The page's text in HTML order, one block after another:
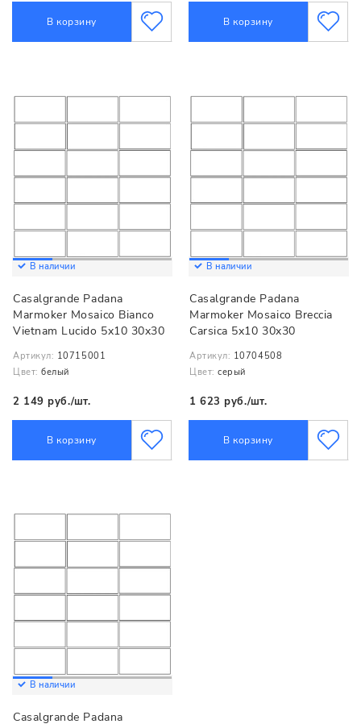
В корзину В корзину
В наличии
Casalgrande Padana
Marmoker Mosaico Bianco
Vietnam Lucido 5x10 30x30
Артикул: 10715001
Цвет: белый
2 149 руб./шт.
В корзину
В наличии
Casalgrande Padana
Marmoker Mosaico Breccia
Carsica 5x10 30x30
Артикул: 10704508
Цвет: серый
1 623 руб./шт.
В корзину
В наличии
Casalgrande Padana